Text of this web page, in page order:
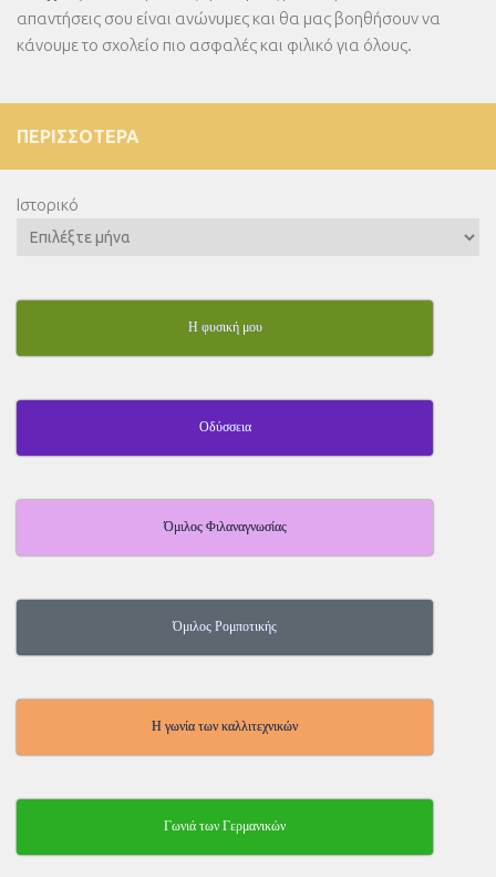
απαντήσεις σου είναι ανώνυμες και θα μας βοηθήσουν να
κάνουμε το σχολείο πιο ασφαλές και φιλικό για όλους.
ΠΕΡΙΣΣΌΤΕΡΑ
Ιστορικό
Η φυσική μου
Οδύσσεια
Όμιλος Φιλαναγνωσίας
Όμιλος Ρομποτικής
Η γωνία των καλλιτεχνικών
Γωνιά των Γερμανικών